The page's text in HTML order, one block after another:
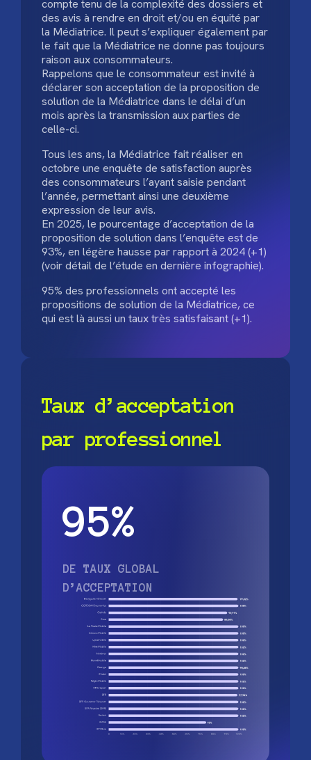
compte tenu de la complexité des dossiers et
des avis à rendre en droit et/ou en équité par
la Médiatrice. Il peut s’expliquer également par
le fait que la Médiatrice ne donne pas toujours
raison aux consommateurs.
Rappelons que le consommateur est invité à
déclarer son acceptation de la proposition de
solution de la Médiatrice dans le délai d’un
mois après la transmission aux parties de
celle-ci.
Tous les ans, la Médiatrice fait réaliser en
octobre une enquête de satisfaction auprès
des consommateurs l’ayant saisie pendant
l’année, permettant ainsi une deuxième
expression de leur avis.
En 2025, le pourcentage d’acceptation de la
proposition de solution dans l’enquête est de
93%, en légère hausse par rapport à 2024 (+1)
(voir détail de l’étude en dernière infographie).
95% des professionnels ont accepté les
propositions de solution de la Médiatrice, ce
qui est là aussi un taux très satisfaisant (+1).
Taux d’acceptation
par professionnel
95%
DE TAUX GLOBAL
D’ACCEPTATION